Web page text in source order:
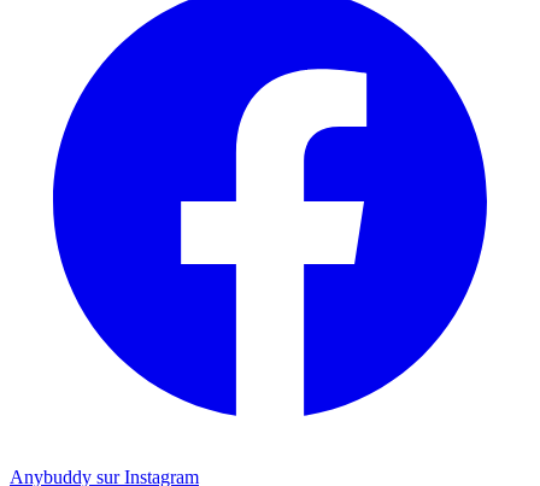
Anybuddy sur Instagram